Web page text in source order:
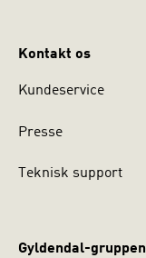
Kontakt os
Kundeservice
Presse
Teknisk support
Gyldendal-gruppen